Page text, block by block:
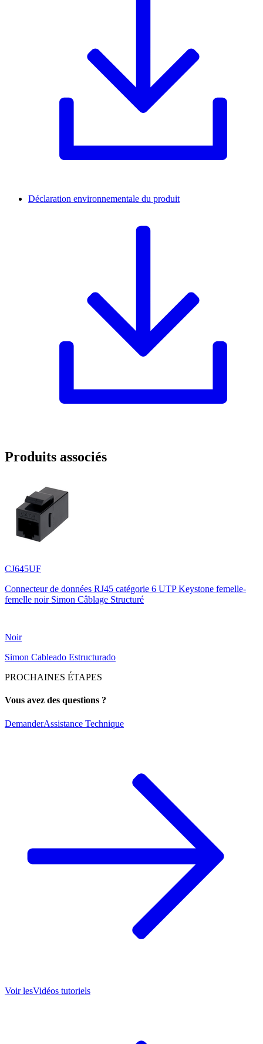
Déclaration environnementale du produit
Produits associés
CJ645UF
Connecteur de données RJ45 catégorie 6 UTP Keystone femelle-
femelle noir Simon Câblage Structuré
Noir
Simon Cableado Estructurado
PROCHAINES ÉTAPES
Vous avez des questions ?
DemanderAssistance Technique
Voir lesVidéos tutoriels